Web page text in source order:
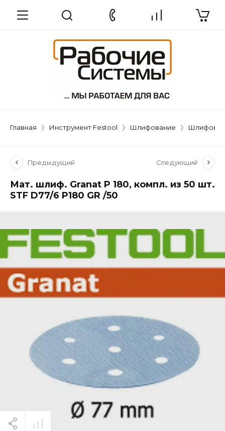
Главная Инструмент Festool Шлифование
Предыдущий Следующий
Мат. шлиф. Granat P 180, компл. из 50 шт.
STF D77/6 P180 GR /50